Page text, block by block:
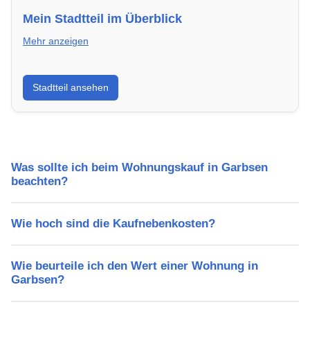
Mein Stadtteil im Überblick
Mehr anzeigen
Erfahre mehr über deinen Stadtteil in Garbsen:
Lebensqualität, Verkehrsanbindung, Schulen,
Freizeitmöglichkeiten und Mietpreise.
Stadtteil ansehen
Was sollte ich beim Wohnungskauf in Garbsen
beachten?
Wie hoch sind die Kaufnebenkosten?
Wie beurteile ich den Wert einer Wohnung in
Garbsen?